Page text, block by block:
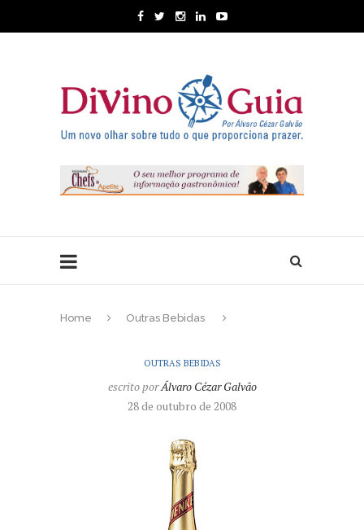
Home Outras Bebidas
OUTRAS BEBIDAS
escrito porÁlvaro Cézar Galvão
28 de outubro de 2008